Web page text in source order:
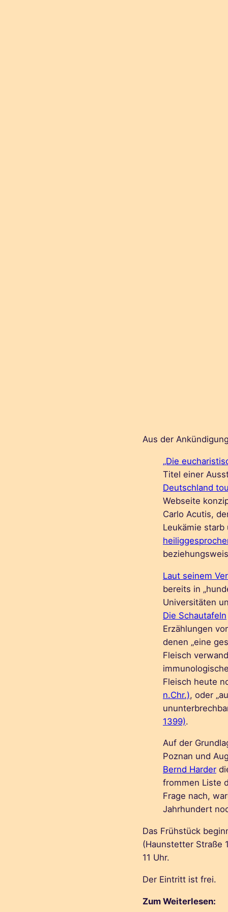
Aus der
„Die
Titel einer
Deutschland
Webseite
Carlo Acutis,
Leukämie starb
Laut seinem
bereits in
Universitäten
Die Schautafeln
Erzählungen
denen „eine
Fleisch
Fleisch heute
n.Chr.), oder
1399).
Auf der
Poznan und
Bernd Harder
frommen Liste
Frage nach,
Jahrhundert
Das Frühstück
(Haunstetter Straße
11 Uhr.
Der Eintritt ist frei.
Zum Weiterlesen: